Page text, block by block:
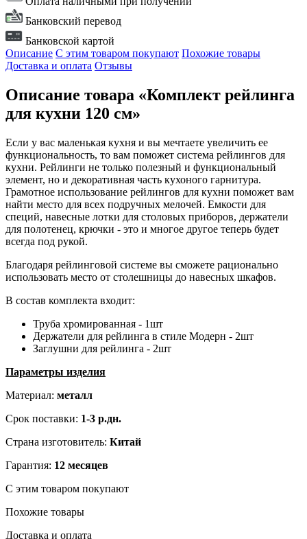
Банковский перевод
Банковской картой
Описание С этим товаром покупают Похожие товары
Доставка и оплата Отзывы
Описание товара «Комплект рейлинга
для кухни 120 см»
Если у вас маленькая кухня и вы мечтаете увеличить ее
функциональность, то вам поможет система рейлингов для
кухни. Рейлинги не только полезный и функциональный
элемент, но и декоративная часть кухоного гарнитура.
Грамотное использование рейлингов для кухни поможет вам
найти место для всех подручных мелочей. Емкости для
специй, навесные лотки для столовых приборов, держатели
для полотенец, крючки - это и многое другое теперь будет
всегда под рукой.
Благодаря рейлинговой системе вы сможете рационально
использовать место от столешницы до навесных шкафов.
В состав комплекта входит:
Труба хромированная - 1шт
Держатели для рейлинга в стиле Модерн - 2шт
Заглушни для рейлинга - 2шт
Параметры изделия
Материал: металл
Срок поставки: 1-3 р.дн.
Страна изготовитель: Китай
Гарантия: 12 месяцев
С этим товаром покупают
Похожие товары
Доставка и оплата